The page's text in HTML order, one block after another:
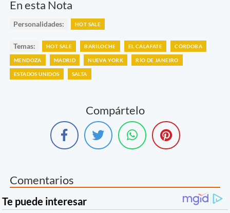
En esta Nota
Personalidades: HOT SALE
Temas: HOT SALE BARILOCHE EL CALAFATE CÓRDOBA
MENDOZA MADRID NUEVA YORK RÍO DE JANEIRO
ESTADOS UNIDOS SALTA
Compártelo
Comentarios